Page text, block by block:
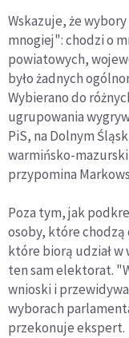
Wskazuje, że
mnogiej": chodzi o
powiatowych,
było żadnych
Wybierano do
ugrupowania
PiS, na Dolnym
warmińsko-
przypomina
Poza tym, jak
osoby, które
które biorą udział
ten sam elektorat.
wnioski i
wyborach
przekonuje ekspert.